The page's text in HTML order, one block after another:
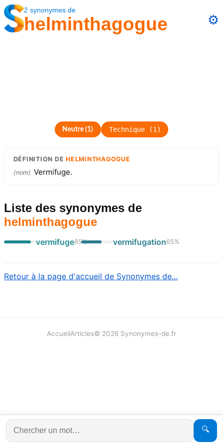
2 synonymes de
helminthagogue ⚙️
Neutre (1) Technique(1 )
DÉFINITION DEHELMINTHAGOGUE
(nom) Vermifuge.
Liste des synonymes de
helminthagogue
vermifuge85% vermifugation65%
Retour à la page d'accueil de Synonymes de...
🔍
AccueilArticles© 2026 Synonymes-de.fr